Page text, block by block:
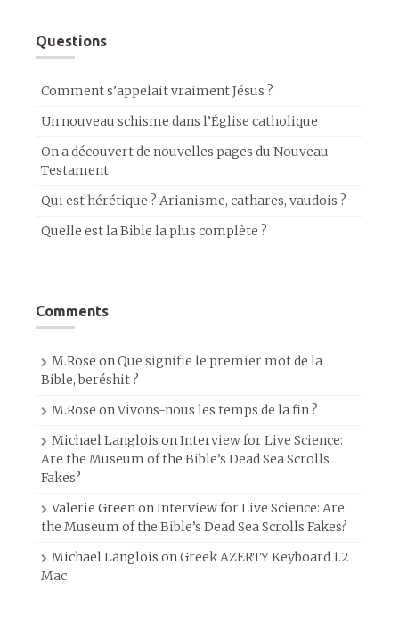
Questions
Comment s’appelait vraiment Jésus ?
Un nouveau schisme dans l’Église catholique
On a découvert de nouvelles pages du Nouveau
Testament
Qui est hérétique ? Arianisme, cathares, vaudois ?
Quelle est la Bible la plus complète ?
Comments
M.Rose onQue signifie le premier mot de la
Bible, beréshit ?
M.Rose onVivons-nous les temps de la fin ?
Michael Langlois onInterview for Live Science:
Are the Museum of the Bible’s Dead Sea Scrolls
Fakes?
Valerie GreenonInterview for Live Science: Are
the Museum of the Bible’s Dead Sea Scrolls Fakes?
Michael Langlois onGreek AZERTY Keyboard 1.2
Mac